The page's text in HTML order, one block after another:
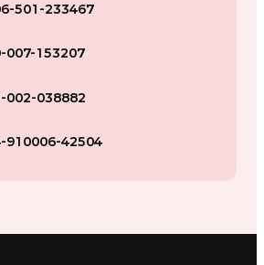
501-233467
007-153207
002-038882
910006-42504